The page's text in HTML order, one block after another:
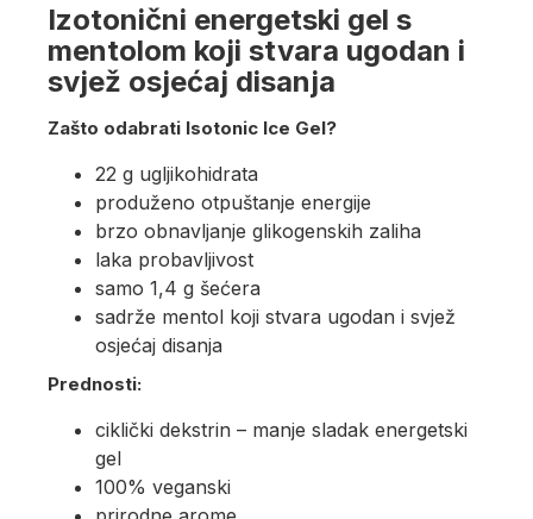
Izotonični energetski gel s
mentolom koji stvara ugodan i
svjež osjećaj disanja
Zašto odabrati Isotonic Ice Gel?
22 g ugljikohidrata
produženo otpuštanje energije
brzo obnavljanje glikogenskih zaliha
laka probavljivost
samo 1,4 g šećera
sadrže mentol koji stvara ugodan i svjež
osjećaj disanja
Prednosti:
ciklički dekstrin – manje sladak energetski
gel
100% veganski